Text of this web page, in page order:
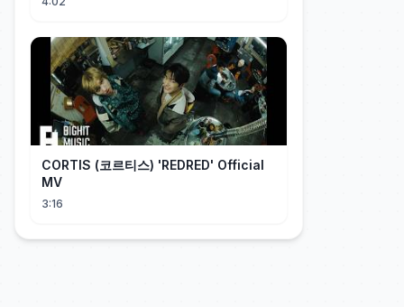
CORTIS (코르티스) 'REDRED' Official
MV
3:16